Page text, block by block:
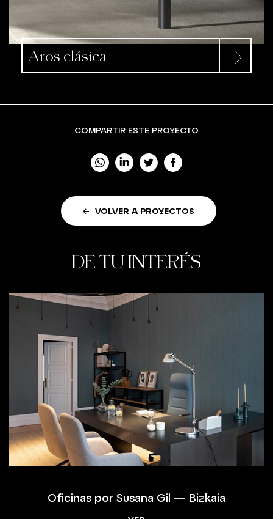
Aros clásica
COMPARTIR ESTE PROYECTO
VOLVER A PROYECTOS
DE TU INTERÉS
Oficinas por Susana Gil — Bizkaia